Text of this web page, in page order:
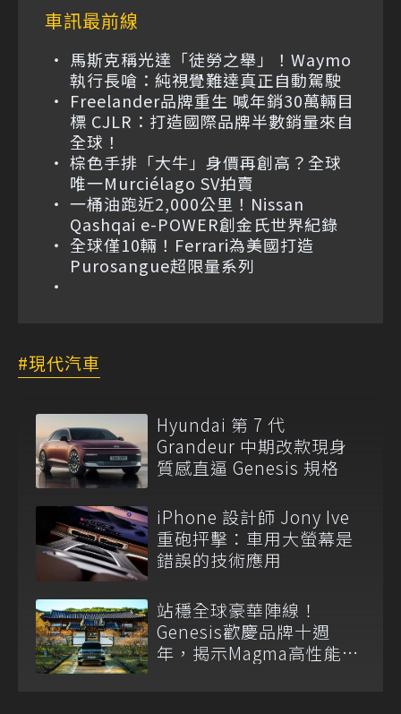
車訊最前線
馬斯克稱光達「徒勞之舉」！Waymo
執行長嗆：純視覺難達真正自動駕駛
Freelander品牌重生 喊年銷30萬輛目
標 CJLR：打造國際品牌半數銷量來自
全球！
棕色手排「大牛」身價再創高？全球
唯一Murciélago SV拍賣
一桶油跑近2,000公里！Nissan
Qashqai e-POWER創金氏世界紀錄
全球僅10輛！Ferrari為美國打造
Purosangue超限量系列
現代汽車
Hyundai 第 7 代
Grandeur 中期改款現身
質感直逼 Genesis 規格
iPhone 設計師 Jony Ive
重砲抨擊：車用大螢幕是
錯誤的技術應用
站穩全球豪華陣線！
Genesis歡慶品牌十週
年，揭示Magma高性能系